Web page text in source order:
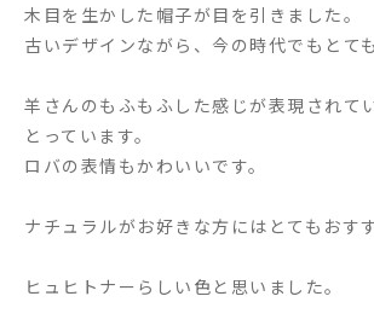
木目を生かした帽子が目を引きました。
古いデザインながら、今の時代でもとて
羊さんのもふもふした感じが表現されて
とっています。
ロバの表情もかわいいです。
ナチュラルがお好きな方にはとてもおす
ヒュヒトナーらしい色と思いました。